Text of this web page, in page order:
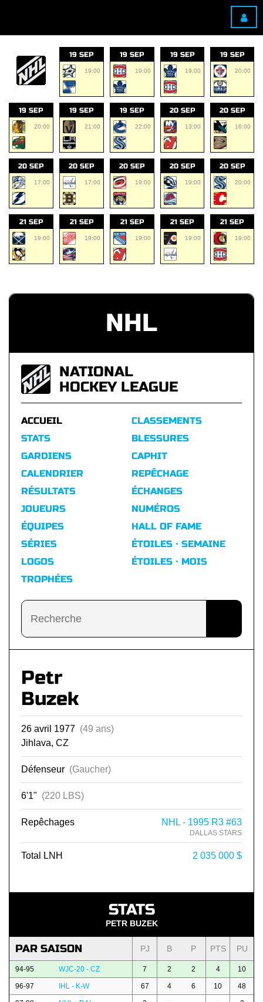
19 SEP
19:00
19 SEP
19:00
19 SEP
19:00
19 SEP
20:00
19 SEP
20:00
19 SEP
21:00
19 SEP
22:00
20 SEP
13:00
20 SEP
16:00
20 SEP
17:00
20 SEP
17:00
20 SEP
19:00
20 SEP
19:00
20 SEP
20:00
21 SEP
19:00
21 SEP
19:00
21 SEP
19:00
21 SEP
19:00
21 SEP
19:00
NHL
NATIONAL
HOCKEY LEAGUE
ACCUEIL
STATS
GARDIENS
CALENDRIER
RÉSULTATS
CLASSEMENTS
BLESSURES
CAPHIT
REPÊCHAGE
ÉCHANGES
JOUEURS
ÉQUIPES
SÉRIES
LOGOS
TROPHÉES
NUMÉROS
HALL OF FAME
ÉTOILES · SEMAINE
ÉTOILES · MOIS
Petr
Buzek
26 avril 1977 (49 ans)
Jihlava, CZ
Défenseur (Gaucher)
6'1" (220 LBS)
Repêchages NHL - 1995 R3 #63
DALLAS STARS
Total LNH 2 035 000 $
STATS
PETR BUZEK
PAR SAISON PJ B P PTS PU
94-95 WJC-20 - CZ 7 2 2 4 10
96-97 IHL - K-W 67 4 6 10 48